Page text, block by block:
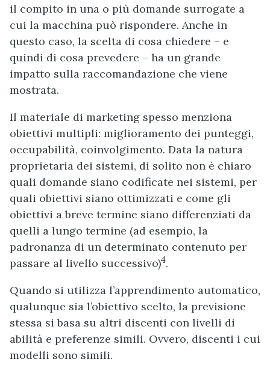
il compito in una o più domande surrogate a
cui la macchina può rispondere. Anche in
questo caso, la scelta di cosa chiedere – e
quindi di cosa prevedere – ha un grande
impatto sulla raccomandazione che viene
mostrata.
Il materiale di marketing spesso menziona
obiettivi multipli: miglioramento dei punteggi,
occupabilità, coinvolgimento. Data la natura
proprietaria dei sistemi, di solito non è chiaro
quali domande siano codificate nei sistemi, per
quali obiettivi siano ottimizzati e come gli
obiettivi a breve termine siano differenziati da
quelli a lungo termine (ad esempio, la
padronanza di un determinato contenuto per
passare al livello successivo)4.
Quando si utilizza l’apprendimento automatico,
qualunque sia l’obiettivo scelto, la previsione
stessa si basa su altri discenti con livelli di
abilità e preferenze simili. Ovvero, discenti i cui
modelli sono simili.